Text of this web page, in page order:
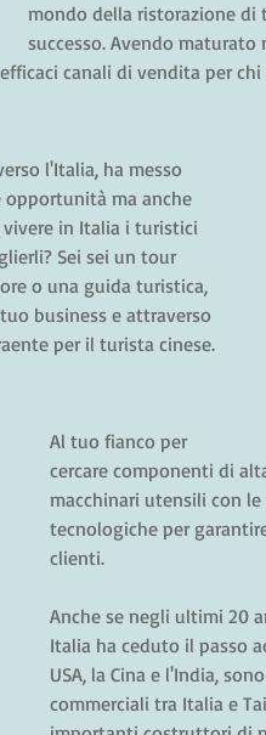
mondo della ristorazione di
successo. Avendo
canali di vendita per
l'Italia, ha messo
ma anche
vivere in Italia i turistici
Sei sei un tour
o una guida turistica,
business e attraverso
per il turista cinese.
Al tuo fianco per
cercare componenti di
macchinari utensili con
tecnologiche per
clienti.
Anche se negli ultimi 20
Italia ha ceduto il passo
USA, la Cina e l'India,
commerciali tra Italia e